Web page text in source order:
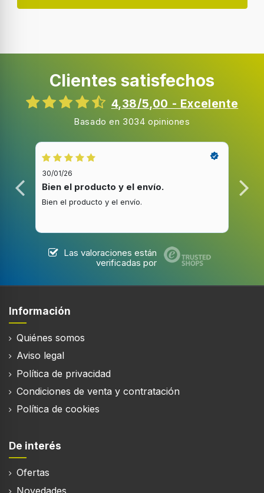
Clientes satisfechos
4,38/5,00 - Excelente
Basado en 3034 opiniones
30/01/26
Bien el producto y el envío.
Bien el producto y el envío.
Las valoraciones están
verificadas por
Información
Quiénes somos
Aviso legal
Política de privacidad
Condiciones de venta y contratación
Política de cookies
De interés
Ofertas
Novedades